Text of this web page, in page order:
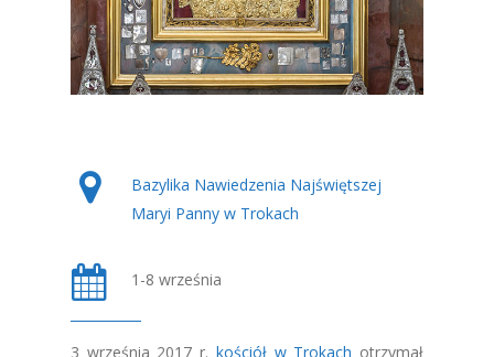
Bazylika Nawiedzenia Najświętszej
Maryi Panny w Trokach
1-8 września
3 września 2017 r. kościół w Trokach otrzymał